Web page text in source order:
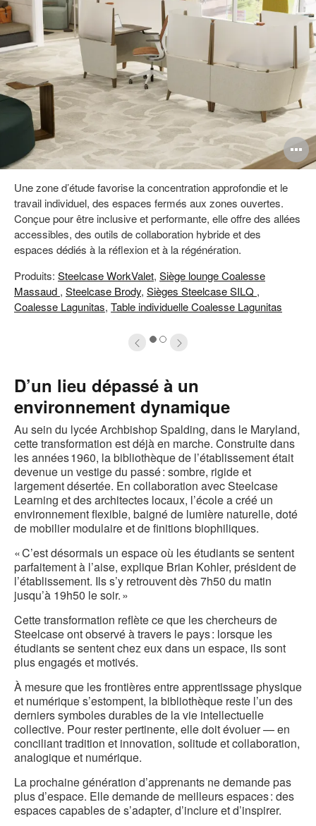
Une zone d’étude favorise la concentration approfondie et le
travail individuel, des espaces fermés aux zones ouvertes.
Conçue pour être inclusive et performante, elle offre des allées
accessibles, des outils de collaboration hybride et des
espaces dédiés à la réflexion et à la régénération.
Produits: Steelcase WorkValet, Siège lounge Coalesse
Massaud , Steelcase Brody, Sièges Steelcase SILQ ,
Coalesse Lagunitas, Table individuelle Coalesse Lagunitas
12
D’un lieu dépassé à un
environnement dynamique
Au sein du lycée Archbishop Spalding, dans le Maryland,
cette transformation est déjà en marche. Construite dans
les années 1960, la bibliothèque de l’établissement était
devenue un vestige du passé : sombre, rigide et
largement désertée. En collaboration avec Steelcase
Learning et des architectes locaux, l’école a créé un
environnement flexible, baigné de lumière naturelle, doté
de mobilier modulaire et de finitions biophiliques.
« C’est désormais un espace où les étudiants se sentent
parfaitement à l’aise, explique Brian Kohler, président de
l’établissement. Ils s’y retrouvent dès 7h50 du matin
jusqu’à 19h50 le soir. »
Cette transformation reflète ce que les chercheurs de
Steelcase ont observé à travers le pays : lorsque les
étudiants se sentent chez eux dans un espace, ils sont
plus engagés et motivés.
À mesure que les frontières entre apprentissage physique
et numérique s’estompent, la bibliothèque reste l’un des
derniers symboles durables de la vie intellectuelle
collective. Pour rester pertinente, elle doit évoluer — en
conciliant tradition et innovation, solitude et collaboration,
analogique et numérique.
La prochaine génération d’apprenants ne demande pas
plus d’espace. Elle demande de meilleurs espaces : des
espaces capables de s’adapter, d’inclure et d’inspirer.